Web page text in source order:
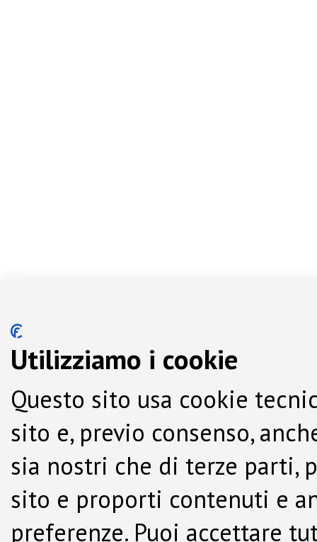
Utilizziamo i cookie
Questo sito usa cookie
sito e, previo consenso,
sia nostri che di terze parti,
sito e proporti contenuti e
preferenze. Puoi accettare